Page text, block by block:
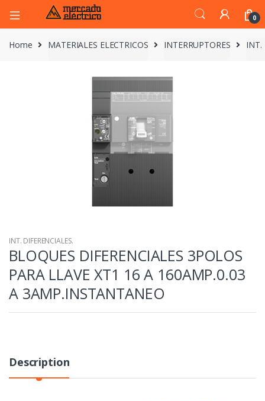
0
Home MATERIALES ELECTRICOS INTERRUPTORES INT.
INT. DIFERENCIALES.
BLOQUES DIFERENCIALES 3POLOS
PARA LLAVE XT1 16 A 160AMP.0.03
A 3AMP.INSTANTANEO
Description